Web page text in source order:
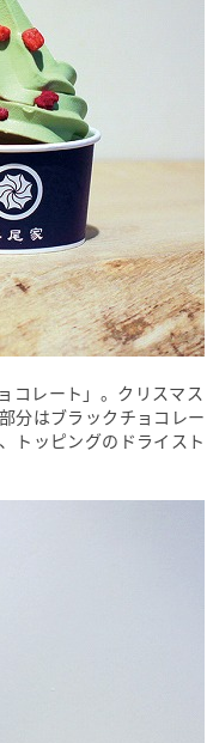
コレート」。クリスマス
分はブラックチョコレー
トッピングのドライスト